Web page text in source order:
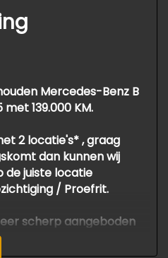
programma
Mercedes-Benz B
139.000 KM.
2 locatie's* , graag
dan kunnen wij
de juiste locatie
/ Proefrit.
scherp aangeboden
, en Garantie